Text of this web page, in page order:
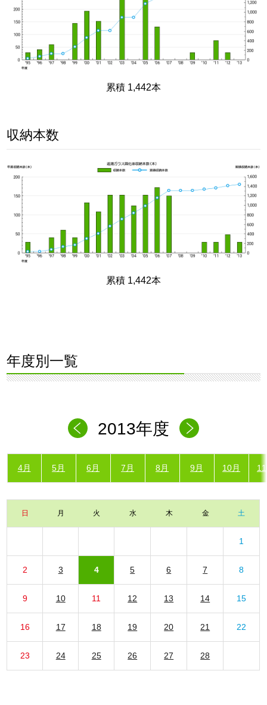
累積 1,442本
収納本数
累積 1,442本
年度別一覧
2013年度
4月 5月 6月 7月 8月 9月 10月
日 月 火 水 木 金 土
1
2 3 4 5 6 7 8
9 10 11 12 13 14 15
16 17 18 19 20 21 22
23 24 25 26 27 28